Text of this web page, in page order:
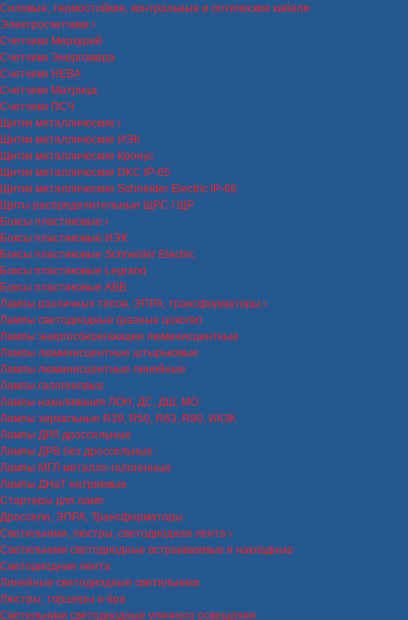
Силовые, термостойкие, контрольные и оптические кабели
Электросчетчики
Счетчики Меркурий
Счетчики Энергомера
Счетчики НЕВА
Счетчики Матрица
Счетчики ПСЧ
Щитки металлические
Щитки металлические ИЭК
Щитки металлические Кронус
Щитки металлические DKC IP-65
Щитки металлические Schneider Electric IP-66
Щиты распределительные ЩРС / ЩР
Боксы пластиковые
Боксы пластиковые ИЭК
Боксы пластиковые Schneider Electric
Боксы пластиковые Legrand
Боксы пластиковые ABB
Лампы различных типов, ЭПРА, трансформаторы
Лампы светодиодные (разные цоколи)
Лампы энергосберегающие люминисцентные
Лампы люминисцентные штырьковые
Лампы люминисцентные линейные
Лампы галогеновые
Лампы накаливания ЛОН, ДС, ДШ, МО
Лампы зеркальные R39, R50, R63, R80, ИКЗК
Лампы ДРЛ дроссельные
Лампы ДРВ без дроссельные
Лампы МГЛ металло-галогенные
Лампы ДНаТ натриевые
Стартеры для ламп
Дроссели, ЭПРА, Трансформаторы
Светильники, люстры, светодиодная лента
Светильники светодиодные встраиваемые и накладные
Светодиодная лента
Линейные светодиодные светильники
Люстры, торшеры и бра
Светильники светодиодные уличного освещения